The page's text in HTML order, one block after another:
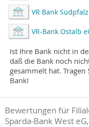
VR Bank
VR-Bank Ostalb
Ist Ihre Bank nicht in
daß die Bank noch
gesammelt hat.
Bank!
Bewertungen für
Sparda-Bank West